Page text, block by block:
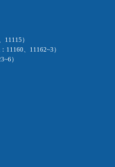
11115）
11160、11162~3）
）